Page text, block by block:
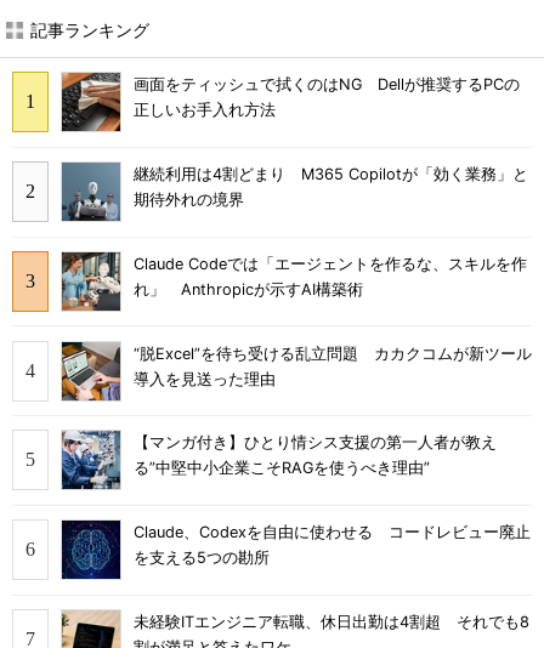
記事ランキング
画面をティッシュで拭くのはNG Dellが推奨するPCの
正しいお手入れ方法
継続利用は4割どまり M365 Copilotが「効く業務」と
期待外れの境界
Claude Codeでは「エージェントを作るな、スキルを作
れ」 Anthropicが示すAI構築術
“脱Excel”を待ち受ける乱立問題 カカクコムが新ツール
導入を見送った理由
【マンガ付き】ひとり情シス支援の第一人者が教え
る”中堅中小企業こそRAGを使うべき理由”
Claude、Codexを自由に使わせる コードレビュー廃止
を支える5つの勘所
未経験ITエンジニア転職、休日出勤は4割超 それでも8